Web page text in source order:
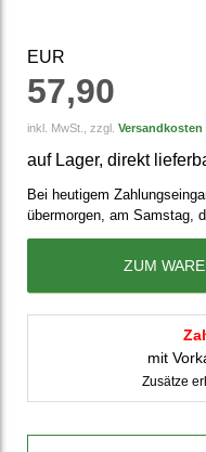
EUR
57,90
inkl. MwSt., zzgl. Versandkosten
auf Lager, direkt
Bei heutigem
übermorgen, am Samstag,
ZUM
mit
Zusätze